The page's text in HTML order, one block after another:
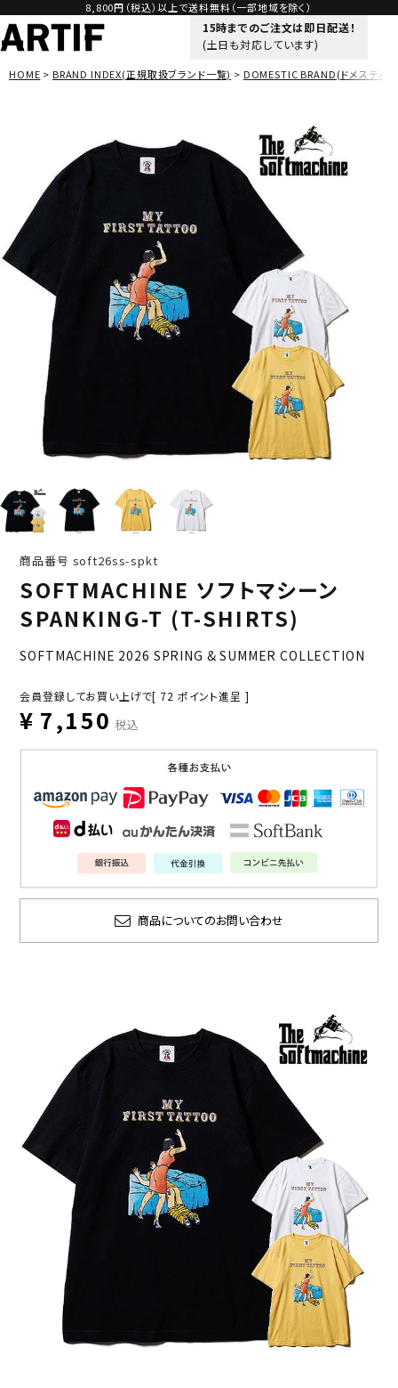
8,800円（税込）以上で送料無料（一部地域を除く）
15時までのご注文は即日配送！
(土日も対応しています)
HOME BRAND INDEX(正規取扱ブランド一覧) DOMESTIC BRAND(ドメスティッ
商品番号 soft26ss-spkt
SOFTMACHINE ソフトマシーン
SPANKING-T (T-SHIRTS)
SOFTMACHINE 2026 SPRING & SUMMER COLLECTION
会員登録してお買い上げで[ 72 ポイント進呈 ]
¥ 7,150 税込
商品についてのお問い合わせ